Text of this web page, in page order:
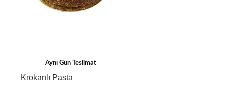
Aynı Gün Teslimat
Krokanlı Pasta